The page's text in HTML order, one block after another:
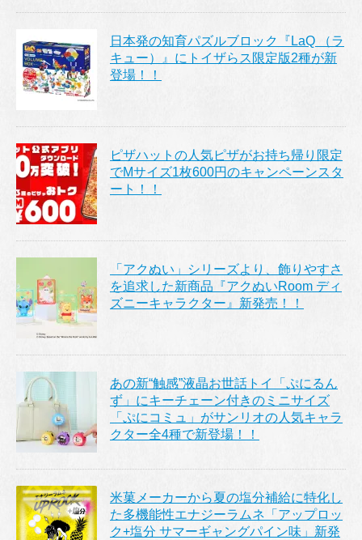
日本発の知育パズルブロック『LaQ （ラ
キュー）』にトイザらス限定版2種が新
登場！！
ピザハットの人気ピザがお持ち帰り限定
でMサイズ1枚600円のキャンペーンスタ
ート！！
「アクぬい」シリーズより、飾りやすさ
を追求した新商品『アクぬいRoom ディ
ズニーキャラクター』新発売！！
あの新“触感”液晶お世話トイ「ぷにるん
ず」にキーチェーン付きのミニサイズ
「ぷにコミュ」がサンリオの人気キャラ
クター全4種で新登場！！
米菓メーカーから夏の塩分補給に特化し
た多機能性エナジーラムネ「アップロッ
ク+塩分 サマーギャングパイン味」新発